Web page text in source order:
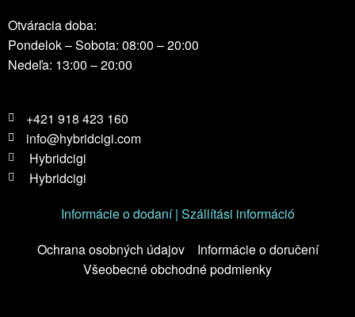
Otváracia doba:
Pondelok – Sobota: 08:00 – 20:00
Nedeľa: 13:00 – 20:00
+421 918 423 160
info@hybridcigi.com
Hybridcigi
Hybridcigi
Informácie o dodaní | Szállítási információ
Ochrana osobných údajov
Informácie o doručení
Všeobecné obchodné podmienky